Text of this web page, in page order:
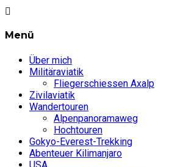
Menü
Über mich
Militäraviatik
Fliegerschiessen Axalp
Zivilaviatik
Wandertouren
Alpenpanoramaweg
Hochtouren
Gokyo-Everest-Trekking
Abenteuer Kilimanjaro
USA